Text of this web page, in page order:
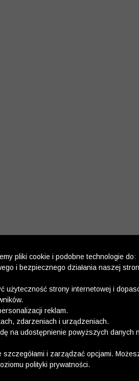
pliki cookie i podobne technologie do:
i bezpiecznego działania naszej
użyteczność strony internetowej i
reklam.
zdarzeniach i urządzeniach.
na udostępnienie powyższych danych
i zarządzać opcjami.
polityki prywatności.